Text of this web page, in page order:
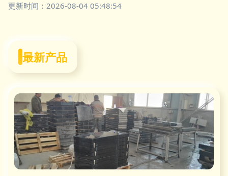
更新时间：2026-08-04 05:48:54
最新产品